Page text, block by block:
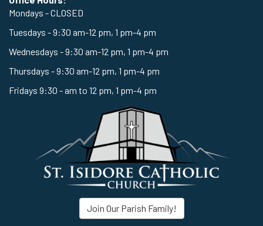
Mondays - CLOSED
Tuesdays - 9:30 am-12 pm, 1 pm-4 pm
Wednesdays - 9:30 am-12 pm, 1 pm-4 pm
Thursdays - 9:30 am-12 pm, 1 pm-4 pm
Fridays 9:30 - am to 12 pm, 1 pm-4 pm
Join Our Parish Family!